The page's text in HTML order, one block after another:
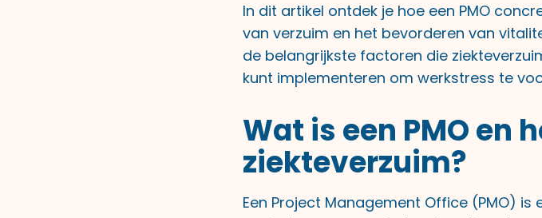
In dit artikel ontdek je hoe een PMO
van verzuim en het bevorderen van
de belangrijkste factoren die
kunt implementeren om werkstress te
Wat is een PMO en
ziekteverzuim?
Een Project Management Office (PMO)